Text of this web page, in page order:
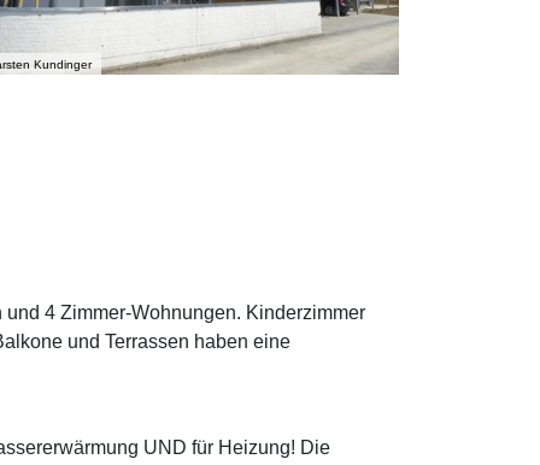
Kundinger
4 Zimmer-Wohnungen. Kinderzimmer
und Terrassen haben eine
UND für Heizung! Die